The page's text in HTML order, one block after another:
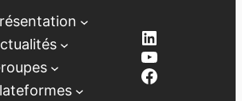
LinkedIn
YouTube
Facebook